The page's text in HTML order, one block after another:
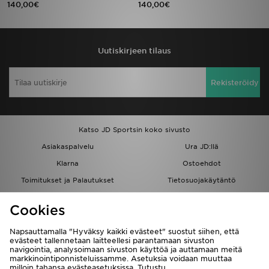
140,00€ 140,00€
Uutiskirjeen tilaus
Rekisteröidy
Katso JD Sportsin koko sivusto
Asiakaspalvelu
Ura JD:llä
Klarna
Ostoehdot
Toimitukset ja Palautukset
Tietosuojakäytäntö
Löydä myymälä
Kumppanuusohjelma
JD Blog
Urheilu
Minun JD
Cookies
Napsauttamalla "Hyväksy kaikki evästeet" suostut siihen, että
evästeet tallennetaan laitteellesi parantamaan sivuston
navigointia, analysoimaan sivuston käyttöä ja auttamaan meitä
markkinointiponnisteluissamme. Asetuksia voidaan muuttaa